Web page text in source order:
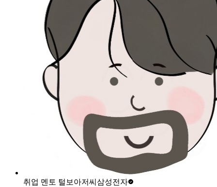
취업 멘토 털보아저씨 삼성전자